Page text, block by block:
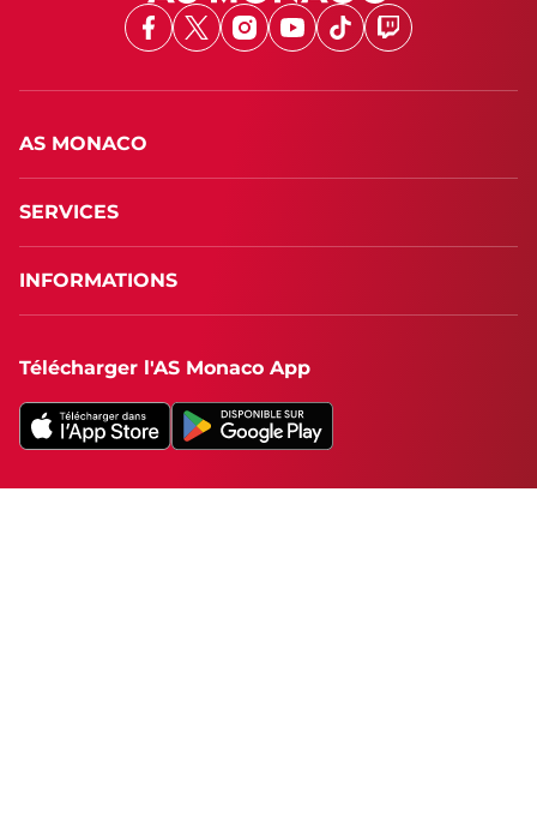
Facebook
X Instagram
Youtube
TikTokTwitch
AS MONACO
SERVICES
INFORMATIONS
Télécharger l'AS Monaco App